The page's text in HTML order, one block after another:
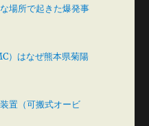
場所で起きた爆発事
）はなぜ熊本県菊陽
置（可搬式オービ